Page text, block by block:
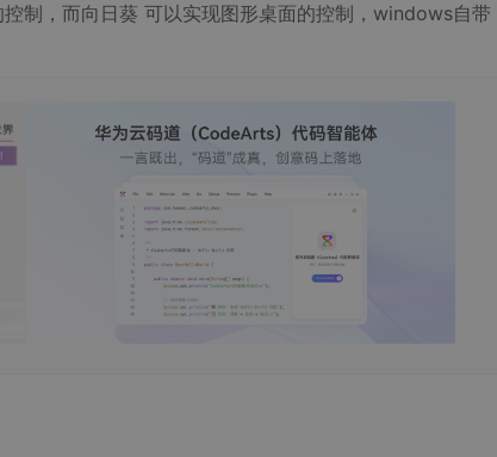
制，而向日葵 可以实现图形桌面的控制，windows自带